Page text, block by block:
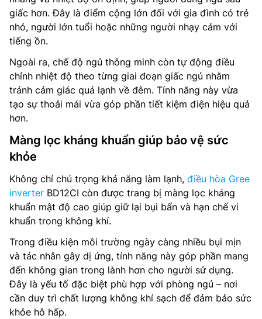
giấc hơn. Đây là điểm cộng lớn đối với gia đình có trẻ
nhỏ, người lớn tuổi hoặc những người nhạy cảm với
tiếng ồn.
Ngoài ra, chế độ ngủ thông minh còn tự động điều
chỉnh nhiệt độ theo từng giai đoạn giấc ngủ nhằm
tránh cảm giác quá lạnh về đêm. Tính năng này vừa
tạo sự thoải mái vừa góp phần tiết kiệm điện hiệu quả
hơn.
Màng lọc kháng khuẩn giúp bảo vệ sức
khỏe
Không chỉ chú trọng khả năng làm lạnh, điều hòa Gree
inverter BD12CI còn được trang bị màng lọc kháng
khuẩn mật độ cao giúp giữ lại bụi bẩn và hạn chế vi
khuẩn trong không khí.
Trong điều kiện môi trường ngày càng nhiều bụi mịn
và tác nhân gây dị ứng, tính năng này góp phần mang
đến không gian trong lành hơn cho người sử dụng.
Đây là yếu tố đặc biệt phù hợp với phòng ngủ – nơi
cần duy trì chất lượng không khí sạch để đảm bảo sức
khỏe hô hấp.